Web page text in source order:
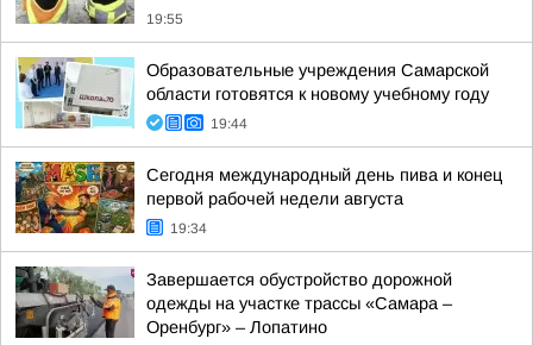
19:55
Образовательные учреждения Самарской
области готовятся к новому учебному году
19:44
Сегодня международный день пива и конец
первой рабочей недели августа
19:34
Завершается обустройство дорожной
одежды на участке трассы «Самара –
Оренбург» – Лопатино